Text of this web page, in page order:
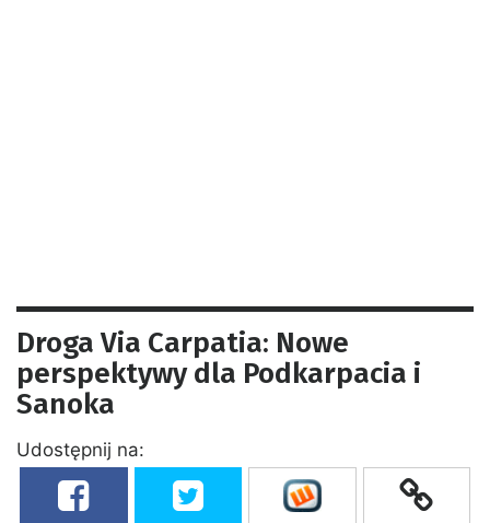
Droga Via Carpatia: Nowe
perspektywy dla Podkarpacia i
Sanoka
Udostępnij na: